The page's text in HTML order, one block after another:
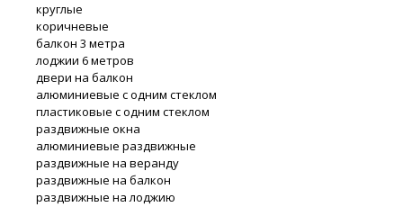
круглые
коричневые
балкон 3 метра
лоджии 6 метров
двери на балкон
алюминиевые с одним стеклом
пластиковые с одним стеклом
раздвижные окна
алюминиевые раздвижные
раздвижные на веранду
раздвижные на балкон
раздвижные на лоджию